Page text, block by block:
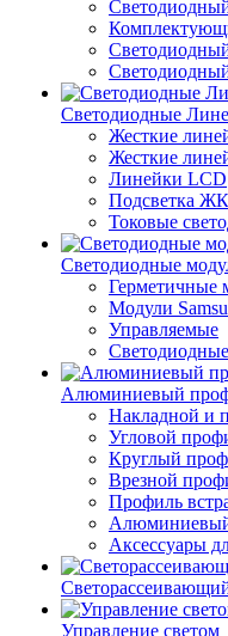
Светодиодные
Жесткие
Жесткие
Линейки LCD
Подсветка
Токовые
Светодиодные
Герметичные
Модули
Управляемые
Алюминиевый
Накладной и
Угловой
Круглый
Врезной
Профиль
Алюминиевый
Аксессуары
Управление светом